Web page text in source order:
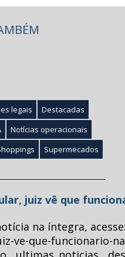
legais
Destacadas
Notícias operacionais
Supermecados
juiz vê que
na íntegra,
ve-que-funcionario-